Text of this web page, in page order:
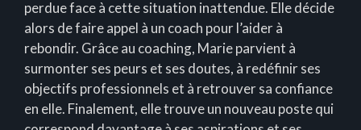
perdue face à cette situation inattendue. Elle décide
alors de faire appel à un coach pour l’aider à
rebondir. Grâce au coaching, Marie parvient à
surmonter ses peurs et ses doutes, à redéfinir ses
objectifs professionnels et à retrouver sa confiance
en elle. Finalement, elle trouve un nouveau poste qui